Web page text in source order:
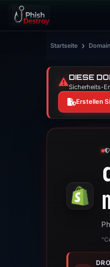
Startseite ›
⚠️DIESE
Sicherheits-
Erstellen